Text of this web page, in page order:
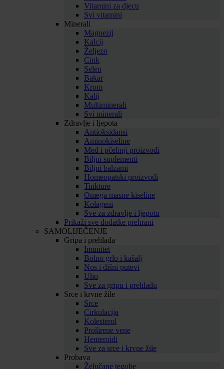
Vitamini za djecu
Svi vitamini
Minerali
Magnezij
Kalcij
Željezo
Cink
Selen
Bakar
Krom
Kalij
Multiminerali
Svi minerali
Zdravlje i ljepota
Antioksidansi
Aminokiseline
Med i pčelinji proizvodi
Biljni suplementi
Biljni balzami
Homeopatski proizvodi
Tinkture
Omega masne kiseline
Kolageni
Sve za zdravlje i ljepotu
Prikaži sve dodatke prehrani
SAMOLIJEČENJE
Gripa i prehlada
Imunitet
Bolno grlo i kašalj
Nos i dišni putevi
Uho
Sve za gripu i prehladu
Srce i krvne žile
Srce
Cirkulacija
Kolesterol
Proširene vene
Hemeroidi
Sve za srce i krvne žile
Probava
Želučane tegobe